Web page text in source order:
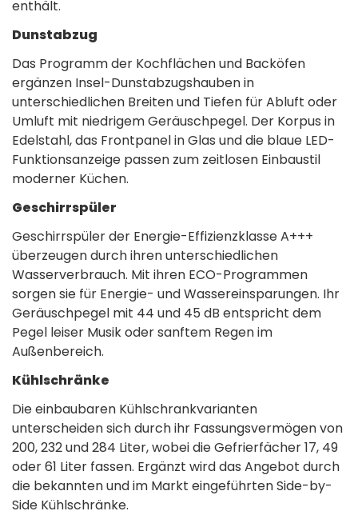
enthält.
Dunstabzug
Das Programm der Kochflächen und Backöfen
ergänzen Insel-Dunstabzugshauben in
unterschiedlichen Breiten und Tiefen für Abluft oder
Umluft mit niedrigem Geräuschpegel. Der Korpus in
Edelstahl, das Frontpanel in Glas und die blaue LED-
Funktionsanzeige passen zum zeitlosen Einbaustil
moderner Küchen.
Geschirrspüler
Geschirrspüler der Energie-Effizienzklasse A+++
überzeugen durch ihren unterschiedlichen
Wasserverbrauch. Mit ihren ECO-Programmen
sorgen sie für Energie- und Wassereinsparungen. Ihr
Geräuschpegel mit 44 und 45 dB entspricht dem
Pegel leiser Musik oder sanftem Regen im
Außenbereich.
Kühlschränke
Die einbaubaren Kühlschrankvarianten
unterscheiden sich durch ihr Fassungsvermögen von
200, 232 und 284 Liter, wobei die Gefrierfächer 17, 49
oder 61 Liter fassen. Ergänzt wird das Angebot durch
die bekannten und im Markt eingeführten Side-by-
Side Kühlschränke.